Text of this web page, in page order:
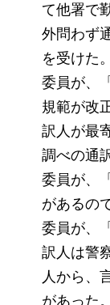
て他署で
外問わず
を受けた。
委員が、
規範が改
訳人が最
調べの通
委員が、
があるの
委員が、
訳人は警
人から、
があった